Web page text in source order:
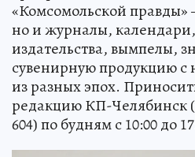
«Комсомольской правды»
но и журналы,
издательства, вымпелы,
сувенирную продукцию
из разных эпох.
редакцию КП-Челябинск
604) по будням с 10:00 до